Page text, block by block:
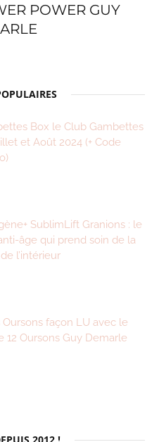
POWER GUY
Box le Club Gambettes
et Août 2024 (+ Code
SublimLift Granions : le
âge qui prend soin de la
l’intérieur
Oursons façon LU avec le
12 Oursons Guy Demarle